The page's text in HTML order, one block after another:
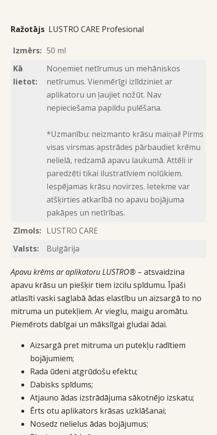
Ražotājs LUSTRO CARE Profesional
Izmērs: 50 ml
Kā
lietot:
Noņemiet netīrumus un mehāniskos
netīrumus. Vienmērīgi izlīdziniet ar
aplikatoru un ļaujiet nožūt. Nav
nepieciešama papildu pulēšana.
*Uzmanību: neizmanto krāsu maiņai! Pirms
visas virsmas apstrādes pārbaudiet krēmu
nelielā, redzamā apavu laukumā. Attēli ir
paredzēti tikai ilustratīviem nolūkiem.
Iespējamas krāsu novirzes. Ietekme var
atšķirties atkarībā no apavu bojājuma
pakāpes un netīrības.
Zīmols: LUSTRO CARE
Valsts:
Bulgārija
Apavu krēms ar aplikatoru LUSTRO® – atsvaidzina
apavu krāsu un piešķir tiem izcilu spīdumu. Īpaši
atlasīti vaski saglabā ādas elastību un aizsargā to no
mitruma un putekļiem. Ar vieglu, maigu aromātu.
Piemērots dabīgai un mākslīgai gludai ādai.
Aizsargā pret mitruma un putekļu radītiem
bojājumiem;
Rada ūdeni atgrūdošu efektu;
Dabisks spīdums;
Atjauno ādas izstrādājuma sākotnējo izskatu;
Ērts otu aplikators krāsas uzklāšanai;
Nosedz nelielus ādas bojājumus;